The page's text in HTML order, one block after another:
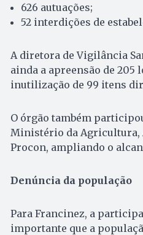
626 autuações;
52 interdições de
A diretora de Vigilância
ainda a apreensão de
inutilização de 99 itens
O órgão também
Ministério da Agricultura,
Procon, ampliando o
Denúncia da população
Para Francinez, a
importante que a